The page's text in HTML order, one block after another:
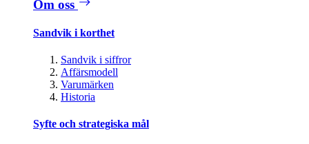
Om oss
Sandvik i korthet
Sandvik i siffror
Affärsmodell
Varumärken
Historia
Syfte och strategiska mål